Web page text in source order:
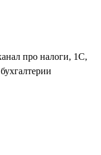
про налоги, 1С,